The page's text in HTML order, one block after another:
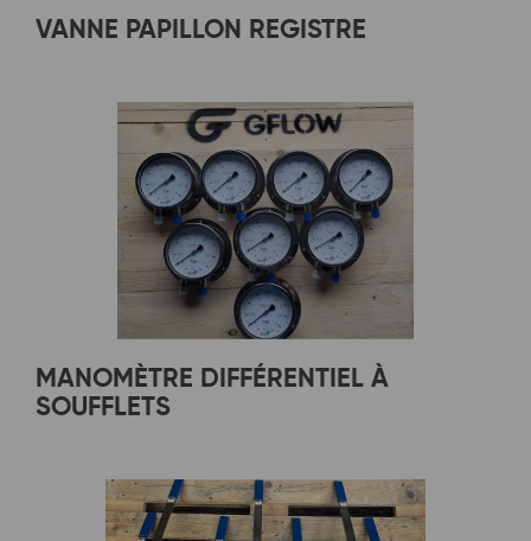
VANNE PAPILLON REGISTRE
MANOMÈTRE DIFFÉRENTIEL À
SOUFFLETS